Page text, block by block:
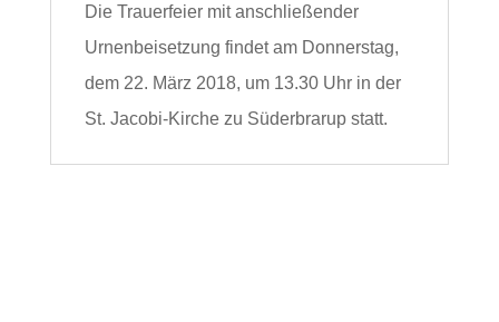
Die Trauerfeier mit anschließender
Urnenbeisetzung findet am Donnerstag,
dem 22. März 2018, um 13.30 Uhr in der
St. Jacobi-Kirche zu Süderbrarup statt.